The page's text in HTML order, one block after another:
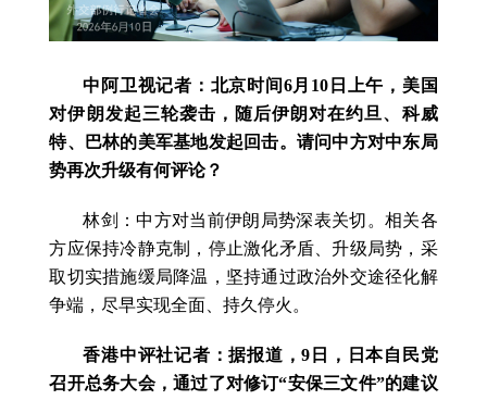
中阿卫视记者：北京时间6月10日上午，美国
对伊朗发起三轮袭击，随后伊朗对在约旦、科威
特、巴林的美军基地发起回击。请问中方对中东局
势再次升级有何评论？
林剑：中方对当前伊朗局势深表关切。相关各
方应保持冷静克制，停止激化矛盾、升级局势，采
取切实措施缓局降温，坚持通过政治外交途径化解
争端，尽早实现全面、持久停火。
香港中评社记者：据报道，9日，日本自民党
召开总务大会，通过了对修订“安保三文件”的建议